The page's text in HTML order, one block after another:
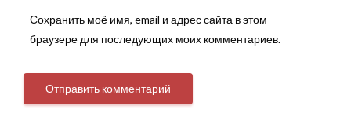
Сохранить моё имя, email и адрес сайта в этом
браузере для последующих моих комментариев.